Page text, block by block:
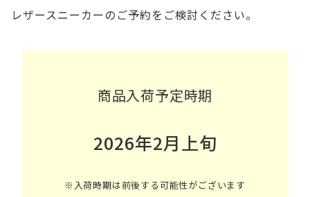
レザースニーカーのご予約をご検討ください。
商品入荷予定時期
2026年2月上旬
※入荷時期は前後する可能性がございます